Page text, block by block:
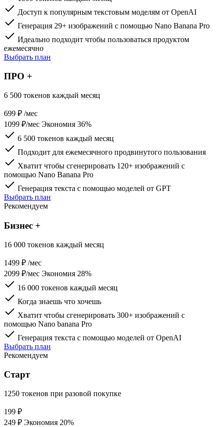
обратно
Удобный онлайн сервис для поиска рифм к словам
«нет» и других вариантов
Удобный онлайн генератор текста и песен с нейросетью
Создание текстов и песен с помощью нейросети онлайн
Генерация текста и никнеймов с помощью нейросети
помощью онлайн-сервисов и ИИ
Онлайн сервис для автоматической расстановки знаков
препинания
Удобный генератор случайных чисел и символов
онлайн
Онлайн сервис для правильной расстановки запятых в
Доступ к популярным текстовым моделям от OpenAI
Генерация 29+ изображений с помощью Nano Banana Pro
Идеально подходит чтобы пользоваться продуктом
ежемесячно
Выбрать план
ПРО +
6 500 токенов каждый месяц
699 ₽ /мес
1099 ₽/мес Экономия 36%
6 500 токенов каждый месяц
Подходит для ежемесячного продвинутого пользования
Хватит чтобы сгенерировать 120+ изображений с
помощью Nano Banana Pro
Генерация текста с помощью моделей от GPT
Выбрать план
Рекомендуем
Бизнес +
16 000 токенов каждый месяц
1499 ₽ /мес
2099 ₽/мес Экономия 28%
16 000 токенов каждый месяц
Когда знаешь что хочешь
Хватит чтобы сгенерировать 300+ изображений с
помощью Nano banana Pro
Генерация текста c помощью моделей от OpenAI
Выбрать план
Рекомендуем
Старт
1250 токенов при разовой покупке
199 ₽
249 ₽ Экономия 20%